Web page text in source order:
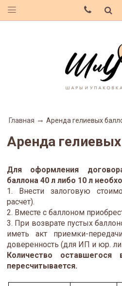
Главная Аренда гелиевых
Аренда
Для оформления
баллона 40 л либо 10 л
1. Внести залоговую
расчет).
2. Вместе с баллоном
3. При возврате пустых
иметь акт приемки-
доверенность (для ИП и юр.
Количество
пересчитывается.